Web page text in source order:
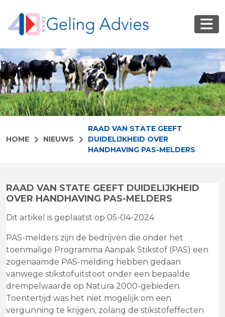
HOME NIEUWS
RAAD VAN STATE GEEFT
DUIDELIJKHEID OVER
HANDHAVING PAS-MELDERS
RAAD VAN STATE GEEFT DUIDELIJKHEID
OVER HANDHAVING PAS-MELDERS
Dit artikel is geplaatst op 05-04-2024
PAS-melders zijn de bedrijven die onder het
toenmalige Programma Aanpak Stikstof (PAS) een
zogenaamde PAS-melding hebben gedaan
vanwege stikstofuitstoot onder een bepaalde
drempelwaarde op Natura 2000-gebieden.
Toentertijd was het niet mogelijk om een
vergunning te krijgen, zolang de stikstofeffecten